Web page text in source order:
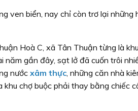
ven biển, nay chỉ còn trơ lại những
Hoà C, xã Tân Thuận từng là
gần đây, sạt lở đã cuốn trôi
nướcxâm thực , những căn nhà
chợ buộc phải thay bằng chiếc